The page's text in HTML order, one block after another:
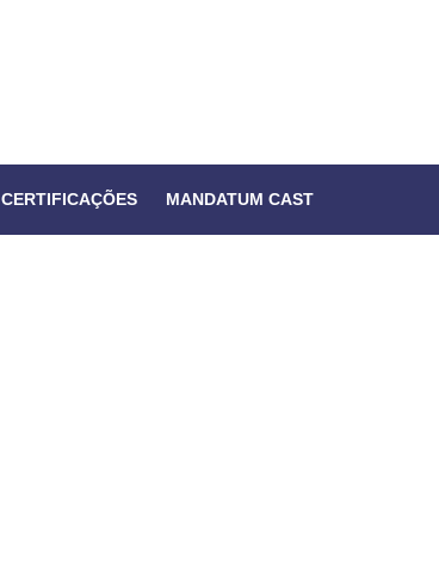
CERTIFICAÇÕES MANDATUM CAST